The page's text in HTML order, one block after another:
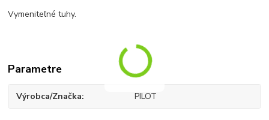
Vymeniteľné tuhy.
Parametre
Výrobca/Značka PILOT